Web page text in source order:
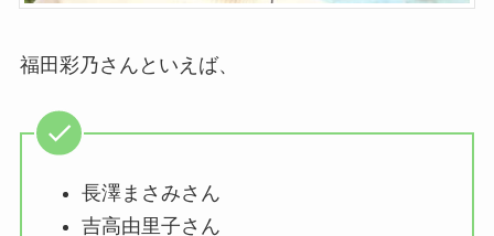
福田彩乃さんといえば、
長澤まさみさん
吉高由里子さん